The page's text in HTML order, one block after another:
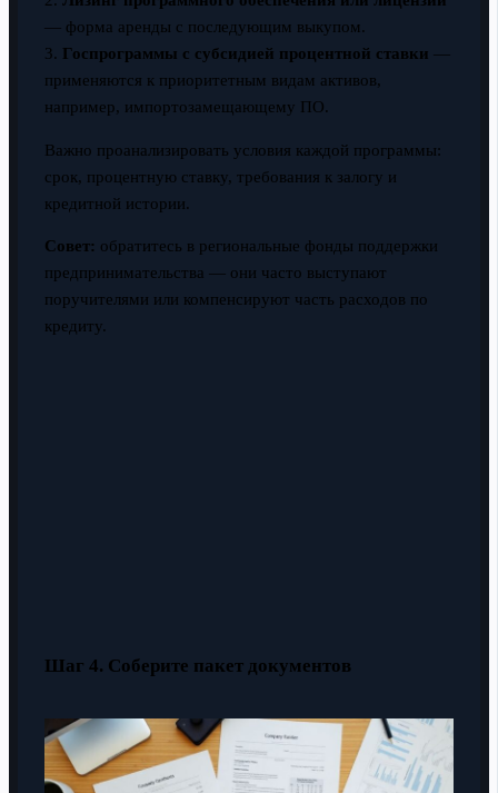
— форма аренды с последующим выкупом.
3. Госпрограммы с субсидией процентной ставки —
применяются к приоритетным видам активов,
например, импортозамещающему ПО.
Важно проанализировать условия каждой программы:
срок, процентную ставку, требования к залогу и
кредитной истории.
Совет: обратитесь в региональные фонды поддержки
предпринимательства — они часто выступают
поручителями или компенсируют часть расходов по
кредиту.
Шаг 4. Соберите пакет документов